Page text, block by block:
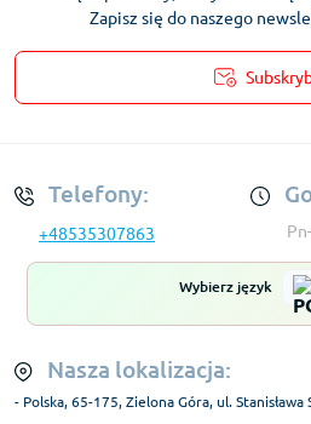
Zapisz się do naszego
Telefony:
+48535307863
Wybierz język
Nasza lokalizacja:
- Polska, 65-175, Zielona Góra, ul. Stanisława